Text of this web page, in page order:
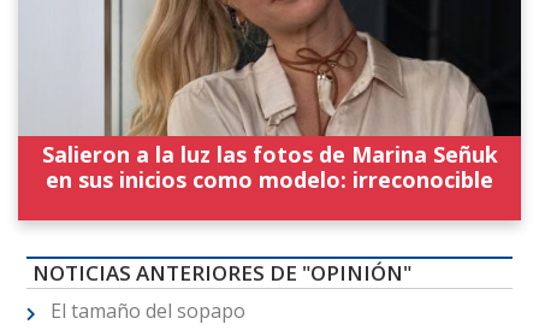
Salieron a la luz las fotos de Marina Señuk
en sus inicios como modelo: irreconocible
NOTICIAS ANTERIORES DE "OPINIÓN"
El tamaño del sopapo